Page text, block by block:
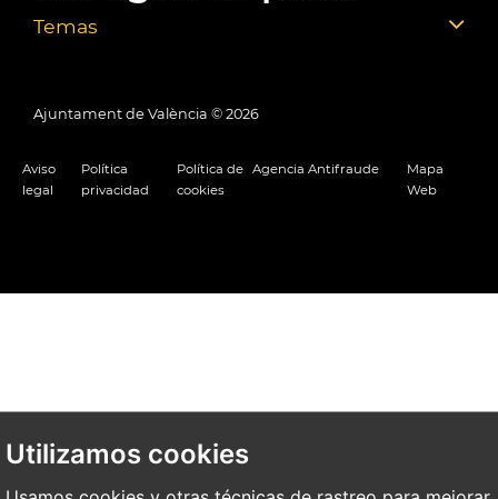
Utilizamos cookies
Temas
Ajuntament de València © 2026
Aviso
legal
Política
privacidad
Política de
cookies
Agencia Antifraude
Mapa
Web